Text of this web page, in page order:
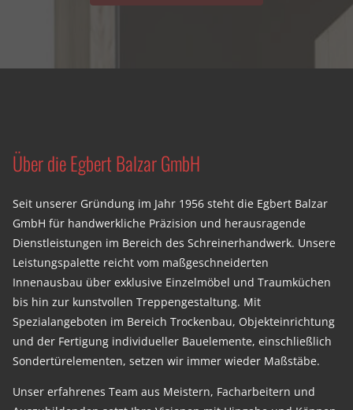
Über die Egbert Balzar GmbH
Seit unserer Gründung im Jahr 1956 steht die Egbert Balzar
GmbH für handwerkliche Präzision und herausragende
Dienstleistungen im Bereich des Schreinerhandwerk. Unsere
Leistungspalette reicht vom maßgeschneiderten
Innenausbau über exklusive Einzelmöbel und Traumküchen
bis hin zur kunstvollen Treppengestaltung. Mit
Spezialangeboten im Bereich Trockenbau, Objekteinrichtung
und der Fertigung individueller Bauelemente, einschließlich
Sondertürelementen, setzen wir immer wieder Maßstäbe.
Unser erfahrenes Team aus Meistern, Facharbeitern und